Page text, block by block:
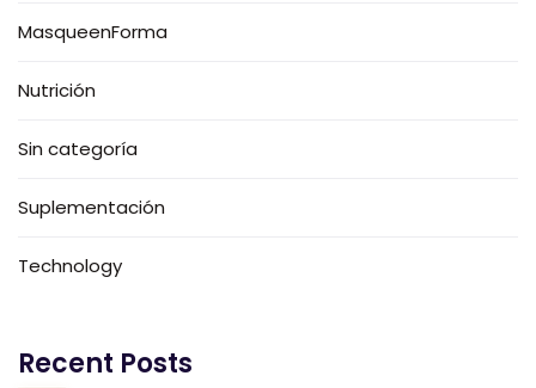
MasqueenForma
Nutrición
Sin categoría
Suplementación
Technology
Recent Posts